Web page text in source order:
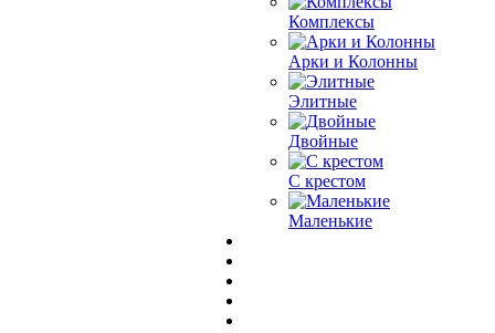
Комплексы
Арки и Колонны
Элитные
Двойные
С крестом
Маленькие